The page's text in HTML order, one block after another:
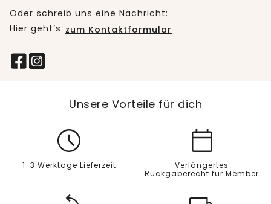
Oder schreib uns eine Nachricht:
Hier geht’s zum Kontaktformular
Unsere Vorteile für dich
1-3 Werktage Lieferzeit
Verlängertes
Rückgaberecht für Member